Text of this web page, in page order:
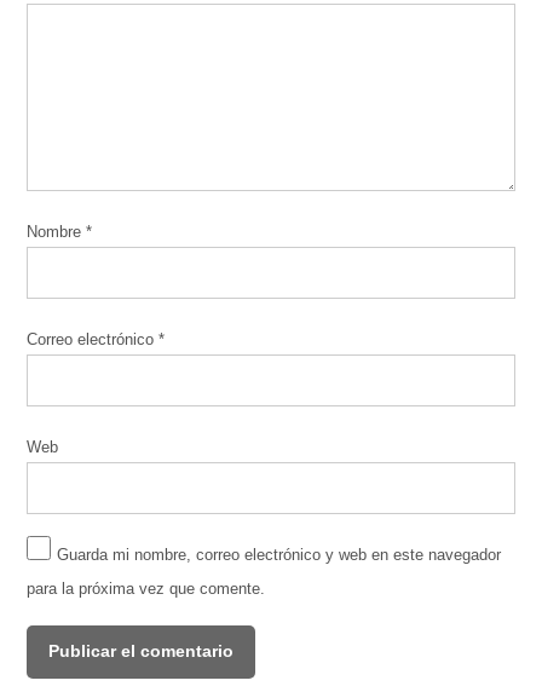
Nombre*
Correo electrónico*
Web
Guarda mi nombre, correo electrónico y web en este navegador
para la próxima vez que comente.